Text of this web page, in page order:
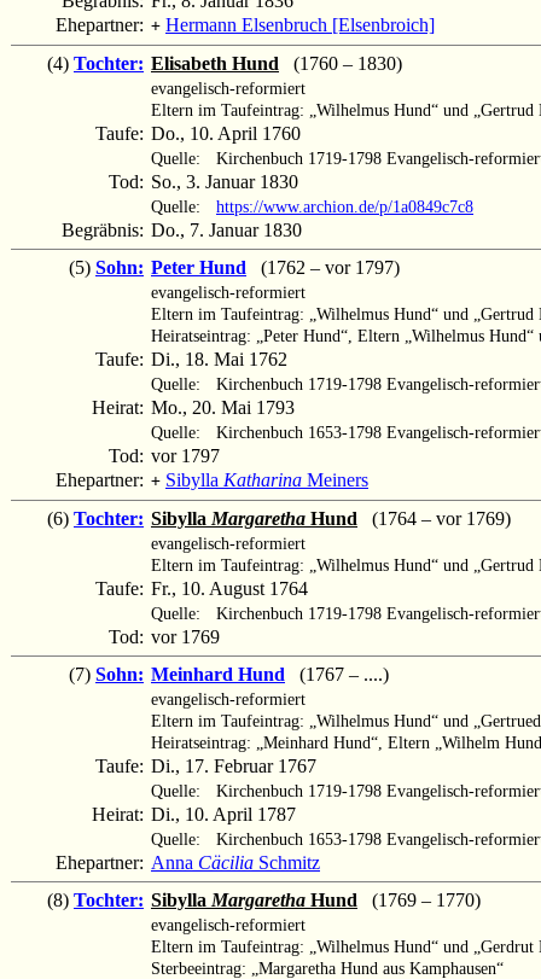
Ehepartner: + Hermann Elsenbruch [Elsenbroich]
(4) Tochter: Elisabeth Hund (1760 – 1830)
evangelisch-reformiert
Eltern im Taufeintrag: „Wilhelmus Hund“ und „Gertrud
Taufe: Do., 10. April 1760
Quelle: Kirchenbuch 1719-1798 Evangelisch-
Tod: So., 3. Januar 1830
Quelle: https://www.archion.de/p/1a0849c7c8
Begräbnis: Do., 7. Januar 1830
(5) Sohn: Peter Hund (1762 – vor 1797)
evangelisch-reformiert
Eltern im Taufeintrag: „Wilhelmus Hund“ und „Gertrud
Heiratseintrag: „Peter Hund“, Eltern „Wilhelmus Hund“
Taufe: Di., 18. Mai 1762
Quelle: Kirchenbuch 1719-1798 Evangelisch-
Heirat: Mo., 20. Mai 1793
Quelle: Kirchenbuch 1653-1798 Evangelisch-
Tod: vor 1797
Ehepartner: + Sibylla Katharina Meiners
(6) Tochter: Sibylla Margaretha Hund (1764 – vor 1769)
evangelisch-reformiert
Eltern im Taufeintrag: „Wilhelmus Hund“ und „Gertrud
Taufe: Fr., 10. August 1764
Quelle: Kirchenbuch 1719-1798 Evangelisch-
Tod: vor 1769
(7) Sohn: Meinhard Hund (1767 – ....)
evangelisch-reformiert
Eltern im Taufeintrag: „Wilhelmus Hund“ und
Heiratseintrag: „Meinhard Hund“, Eltern „Wilhelm
Taufe: Di., 17. Februar 1767
Quelle: Kirchenbuch 1719-1798 Evangelisch-
Heirat: Di., 10. April 1787
Quelle: Kirchenbuch 1653-1798 Evangelisch-
Ehepartner: Anna Cäcilia Schmitz
(8) Tochter: Sibylla Margaretha Hund (1769 – 1770)
evangelisch-reformiert
Eltern im Taufeintrag: „Wilhelmus Hund“ und „Gerdrut
Sterbeeintrag: „Margaretha Hund aus Kamphausen“